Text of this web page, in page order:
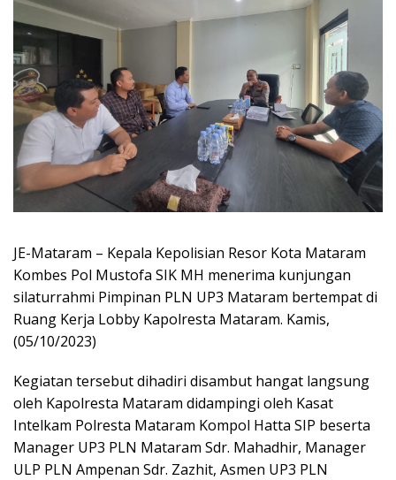
JE-Mataram – Kepala Kepolisian Resor Kota Mataram
Kombes Pol Mustofa SIK MH menerima kunjungan
silaturrahmi Pimpinan PLN UP3 Mataram bertempat di
Ruang Kerja Lobby Kapolresta Mataram. Kamis,
(05/10/2023)
Kegiatan tersebut dihadiri disambut hangat langsung
oleh Kapolresta Mataram didampingi oleh Kasat
Intelkam Polresta Mataram Kompol Hatta SIP beserta
Manager UP3 PLN Mataram Sdr. Mahadhir, Manager
ULP PLN Ampenan Sdr. Zazhit, Asmen UP3 PLN